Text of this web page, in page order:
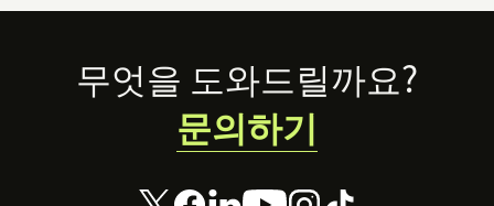
Footer무엇을 도와드릴까요?
문의하기